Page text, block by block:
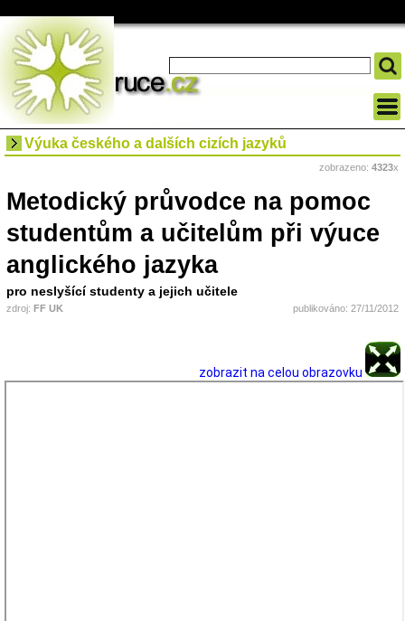
Výuka českého a dalších cizích jazyků
zobrazeno: 4323x
Metodický průvodce na pomoc
studentům a učitelům při výuce
anglického jazyka
pro neslyšící studenty a jejich učitele
zdroj: FF UK publikováno: 27/11/2012
zobrazit na celou obrazovku